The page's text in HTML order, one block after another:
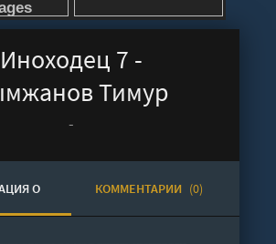
Иноходец 7 -
Тимур
-
О КОММЕНТАРИИ (0)